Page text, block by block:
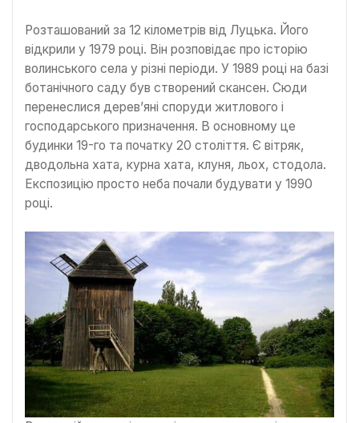
Розташований за 12 кілометрів від Луцька. Його
відкрили у 1979 році. Він розповідає про історію
волинського села у різні періоди. У 1989 році на базі
ботанічного саду був створений скансен. Сюди
перенеслися дерев’яні споруди житлового і
господарського призначення. В основному це
будинки 19-го та початку 20 століття. Є вітряк,
дводольна хата, курна хата, клуня, льох, стодола.
Експозицію просто неба почали будувати у 1990
році.